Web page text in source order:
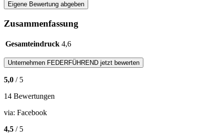
Eigene Bewertung abgeben
Zusammenfassung
Gesamteindruck 4,6
Unternehmen FEDERFÜHREND jetzt bewerten
5,0 / 5
14 Bewertungen
via: Facebook
4,5 / 5